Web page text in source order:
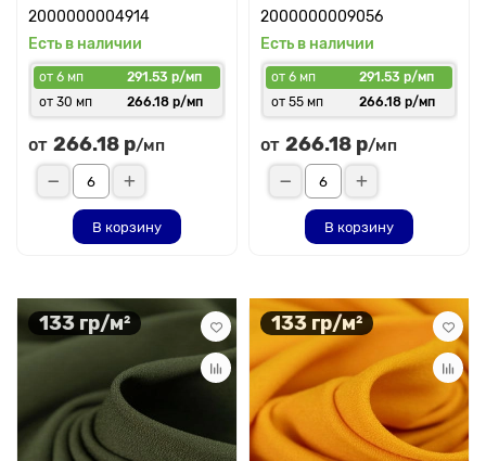
2000000004914
Есть в наличии
от 6 мп
291.53 р/мп
от 30 мп
266.18 р/мп
от 266.18 р/мп
В корзину
2000000009056
Есть в наличии
от 6 мп
291.53 р/мп
от 55 мп
266.18 р/мп
от 266.18 р/мп
В корзину
133 гр/м² 133 гр/м²